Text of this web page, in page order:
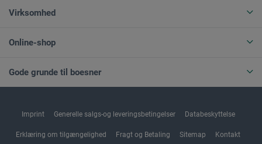
Virksomhed
Online-shop
Gode grunde til boesner
Imprint Generelle salgs-og leveringsbetingelser Databeskyttelse
Erklæring om tilgængelighed Fragt og Betaling Sitemap Kontakt